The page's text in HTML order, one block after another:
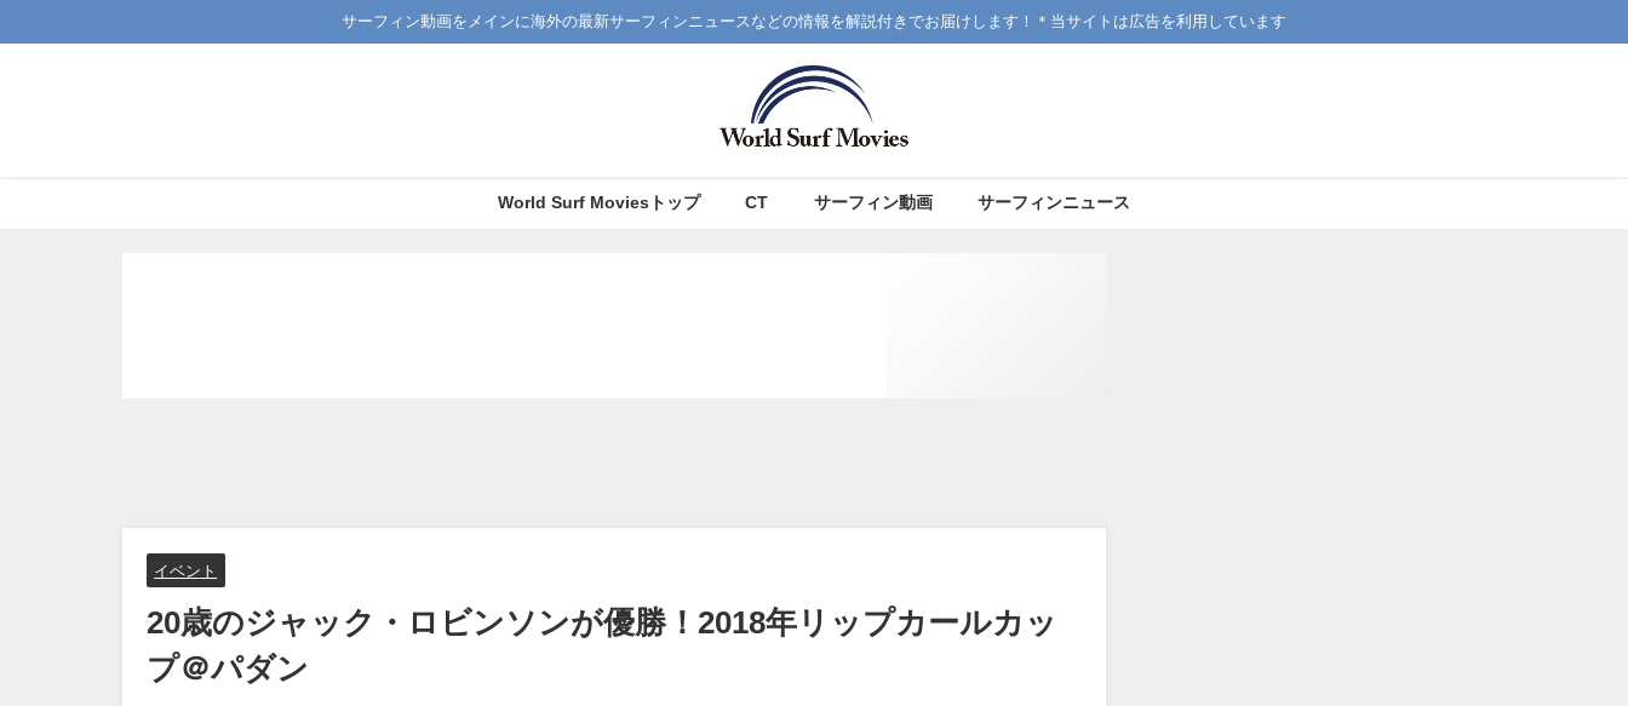
サーフィン動画をメインに海外の最新サーフィンニュースなどの情報を解説付きでお届けします！＊当サイトは広告を利用しています
World Surf Moviesトップ CT サーフィン動画 サーフィンニュース
イベント
20歳のジャック・ロビンソンが優勝！2018年リップカールカッ
プ＠パダン